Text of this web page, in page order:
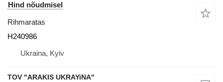
Hind nõudmisel
Rihmaratas
H240986
Ukraina, Kyiv
TOV "ARAKIS UKRAYiNA"